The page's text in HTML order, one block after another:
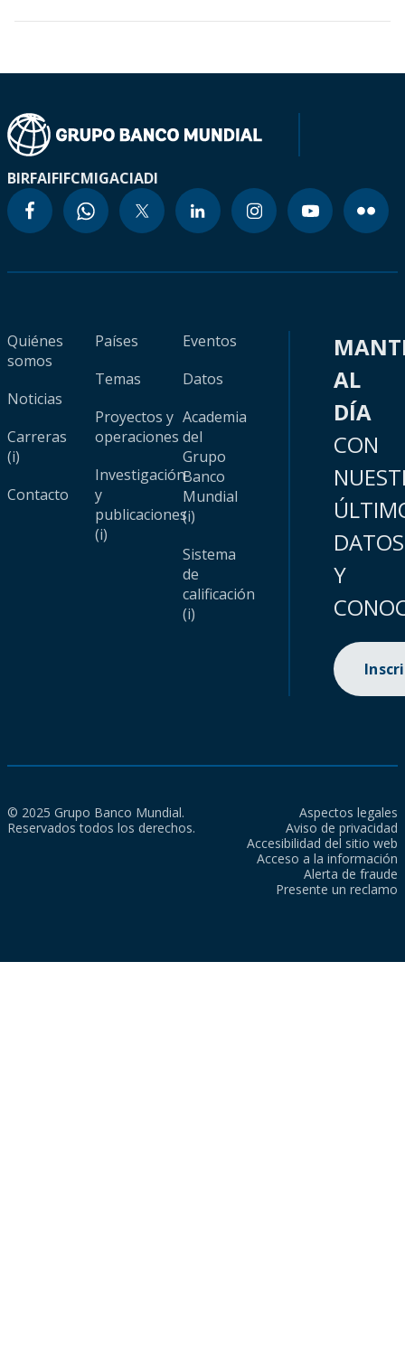
BIRFAIFIFCMIGACIADI
Quiénes
somos
Noticias
Carreras
(i)
Contacto
Países
Temas
Proyectos y
operaciones
Investigación
y
publicaciones
(i)
Eventos
Datos
Academia
del
Grupo
Banco
Mundial
(i)
Sistema
de
calificación
(i)
AL
DÍA
CON
DATOS
Y
© 2025 Grupo Banco Mundial.
Reservados todos los derechos.
Aspectos legales
Aviso de privacidad
Accesibilidad del sitio web
Acceso a la información
Alerta de fraude
Presente un reclamo